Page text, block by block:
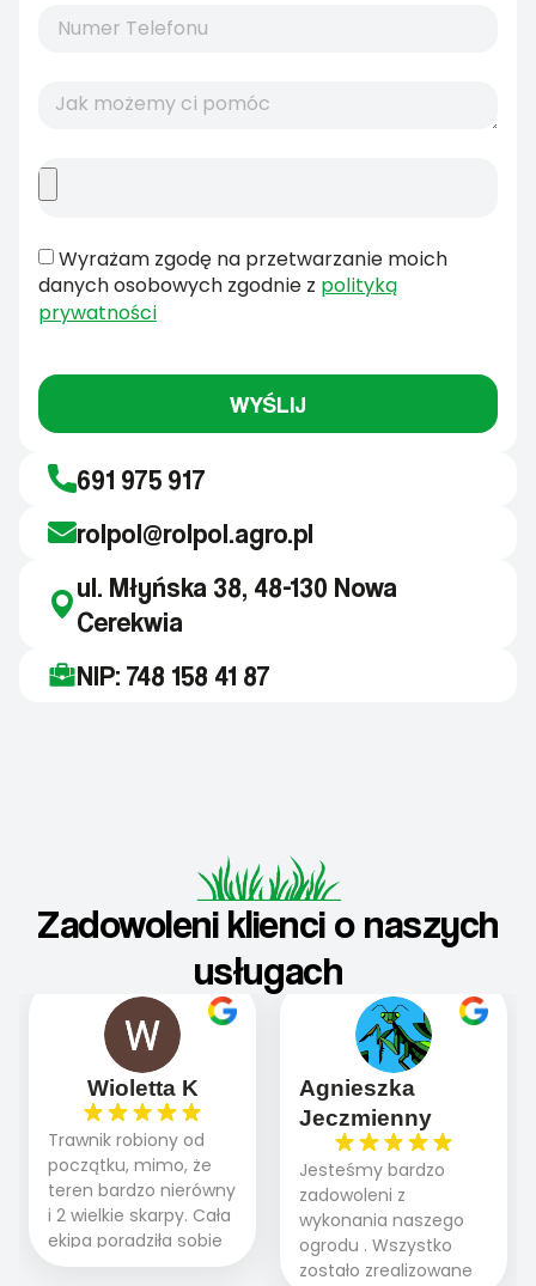
Wyrażam zgodę na przetwarzanie moich
danych osobowych zgodnie z polityką
prywatności
WYŚLIJ
691 975 917
rolpol@rolpol.agro.pl
ul. Młyńska 38, 48-130 Nowa
Cerekwia
NIP: 748 158 41 87
Zadowoleni klienci o naszych
usługach
Wioletta K
Trawnik robiony od
początku, mimo, że
teren bardzo nierówny
i 2 wielkie skarpy. Cała
ekipa poradziła sobie
WSPANIALE od
Agnieszka
Jeczmienny
Jesteśmy bardzo
zadowoleni z
wykonania naszego
ogrodu . Wszystko
zostało zrealizowane